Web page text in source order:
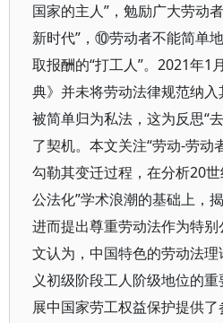
国家的主人”，勉励广大劳动
新时代”，⑩劳动者不能简单
取报酬的“打工人”。2021年1
典》并未将劳动法律规范纳
被简单归为私法，这为反思“
了契机。本文关注“劳动-劳动
勾勒其变迁过程，在分析20
公法化”学术浪潮的基础上，
进而提出尊重劳动法作为特
文认为，中国特色的劳动法
义初级阶段工人阶级地位的
展中国家劳工权益保护提供